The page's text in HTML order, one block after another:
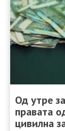
Од утре
правата
цивилна